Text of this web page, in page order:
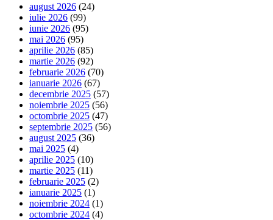
august 2026 (24)
iulie 2026 (99)
iunie 2026 (95)
mai 2026 (95)
aprilie 2026 (85)
martie 2026 (92)
februarie 2026 (70)
ianuarie 2026 (67)
decembrie 2025 (57)
noiembrie 2025 (56)
octombrie 2025 (47)
septembrie 2025 (56)
august 2025 (36)
mai 2025 (4)
aprilie 2025 (10)
martie 2025 (11)
februarie 2025 (2)
ianuarie 2025 (1)
noiembrie 2024 (1)
octombrie 2024 (4)